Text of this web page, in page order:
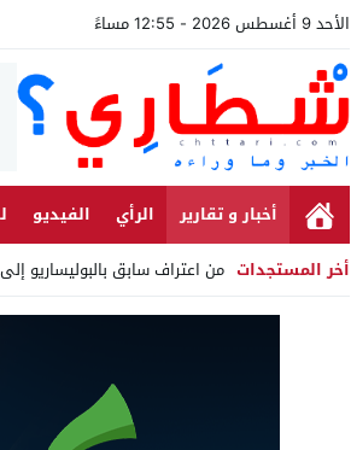
الأحد 9 أغسطس 2026 - 12:55 مساءً
أخبار و تقارير الرأي الفيديو
أخر المستجدات من اعتراف سابق بالبوليساريو
Stop